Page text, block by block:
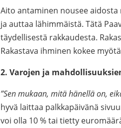
Aito antaminen nousee
ja auttaa lähimmäistä. Tätä
täydellisestä rakkaudesta.
Rakastava ihminen kokee
2. Varojen ja
”Sen mukaan, mitä hänellä on,
hyvä laittaa palkkapäivänä
voi olla 10 % tai tietty